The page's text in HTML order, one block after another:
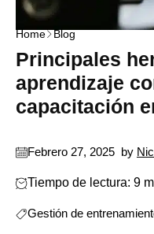
Home Blog
Principales
aprendizaje
capacitación
Febrero 27, 2025 by
Tiempo de lectura: 9
Gestión de